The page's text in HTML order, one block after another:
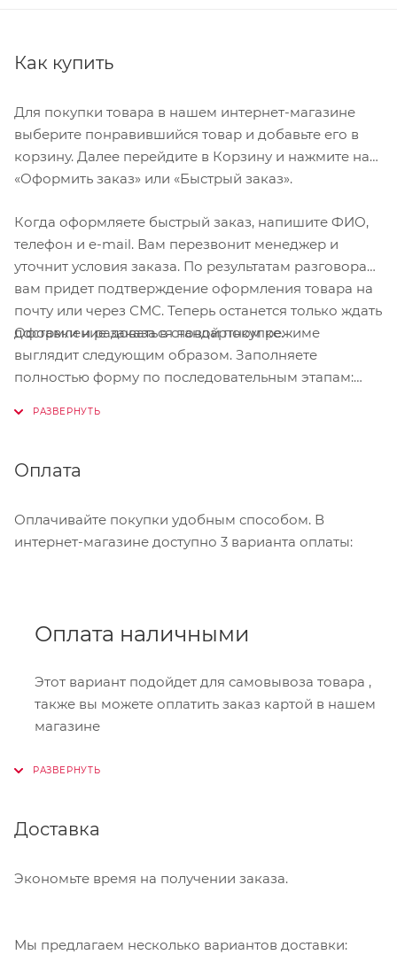
Как купить
Для покупки товара в нашем интернет-магазине
выберите понравившийся товар и добавьте его в
корзину. Далее перейдите в Корзину и нажмите на
«Оформить заказ» или «Быстрый заказ».
Когда оформляете быстрый заказ, напишите ФИО,
телефон и e-mail. Вам перезвонит менеджер и
уточнит условия заказа. По результатам разговора
вам придет подтверждение оформления товара на
почту или через СМС. Теперь останется только ждать
доставки и радоваться новой покупке.
Оформление заказа в стандартном режиме
выглядит следующим образом. Заполняете
полностью форму по последовательным этапам:
Нажмите кнопку «Оформить заказ».
Оплата
Оплачивайте покупки удобным способом. В
интернет-магазине доступно 3 варианта оплаты:
Оплата наличными
Этот вариант подойдет для самовывоза товара ,
также вы можете оплатить заказ картой в нашем
магазине
Онлайн-оплата
При оформлении заказа в корзине вы можете
принимаем карты Visa,Master Card, МИР. Оплата
Доставка
Экономьте время на получении заказа.
Мы предлагаем несколько вариантов доставки: